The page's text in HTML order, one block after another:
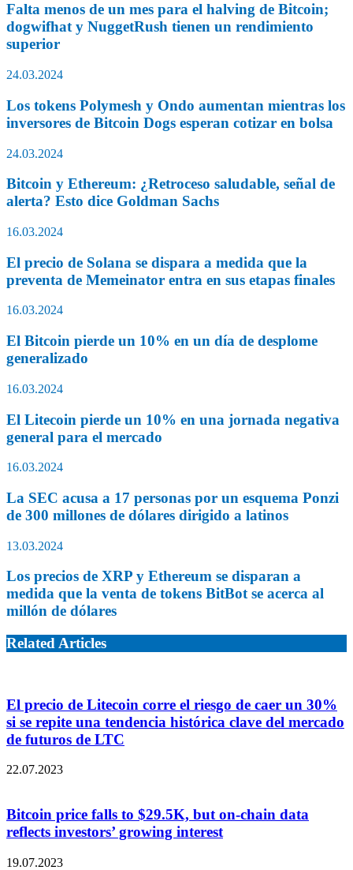
Falta menos de un mes para el halving de Bitcoin;
dogwifhat y NuggetRush tienen un rendimiento
superior
24.03.2024
Los tokens Polymesh y Ondo aumentan mientras los
inversores de Bitcoin Dogs esperan cotizar en bolsa
24.03.2024
Bitcoin y Ethereum: ¿Retroceso saludable, señal de
alerta? Esto dice Goldman Sachs
16.03.2024
El precio de Solana se dispara a medida que la
preventa de Memeinator entra en sus etapas finales
16.03.2024
El Bitcoin pierde un 10% en un día de desplome
generalizado
16.03.2024
El Litecoin pierde un 10% en una jornada negativa
general para el mercado
16.03.2024
La SEC acusa a 17 personas por un esquema Ponzi
de 300 millones de dólares dirigido a latinos
13.03.2024
Los precios de XRP y Ethereum se disparan a
medida que la venta de tokens BitBot se acerca al
millón de dólares
Related Articles
El precio de Litecoin corre el riesgo de caer un 30%
si se repite una tendencia histórica clave del mercado
de futuros de LTC
22.07.2023
Bitcoin price falls to $29.5K, but on-chain data
reflects investors’ growing interest
19.07.2023